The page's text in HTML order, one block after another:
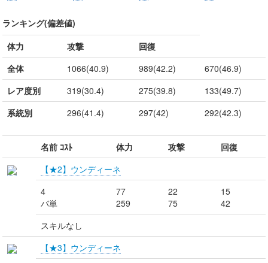
ランキング(偏差値)
体力
攻撃
回復
全体
1066(40.9) 989(42.2)
670(46.9)
レア度別
319(30.4) 275(39.8)
133(49.7)
系統別
296(41.4) 297(42) 292(42.3)
名前 ｺｽﾄ 体力 攻撃
回復
【★2】ウンディーネ
4
バ単
77
259
22
75
15
42
スキルなし
【★3】ウンディーネ